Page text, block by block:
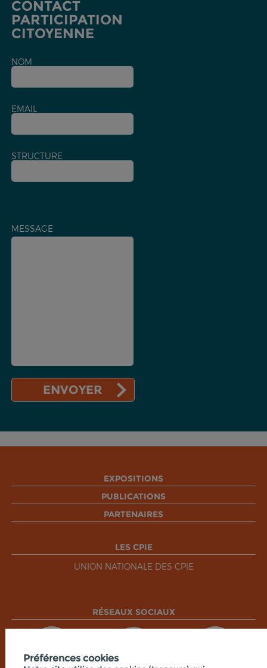
CONTACT
PARTICIPATION
CITOYENNE
NOM
EMAIL
STRUCTURE
MESSAGE
EXPOSITIONS
PUBLICATIONS
PARTENAIRES
LES CPIE
UNION NATIONALE DES CPIE
RÉSEAUX SOCIAUX
Préférences cookies